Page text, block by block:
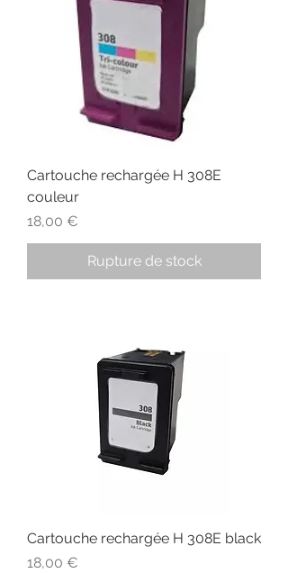
Cartouche rechargée H 308E
couleur
Prix
18,00 €
Rupture de stock
Cartouche rechargée H 308E black
Prix
18,00 €